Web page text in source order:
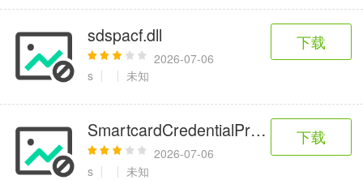
sdspacf.dll
2026-07-06
s
未知
下载
SmartcardCredentialProvider.dll
2026-07-06
s
未知
下载